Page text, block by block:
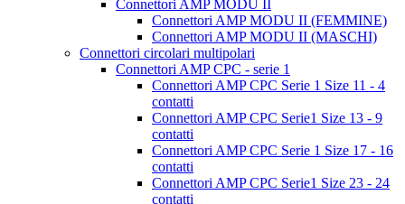
Connettori AMP MODU II
Connettori AMP MODU II (FEMMINE)
Connettori AMP MODU II (MASCHI)
Connettori circolari multipolari
Connettori AMP CPC - serie 1
Connettori AMP CPC Serie 1 Size 11 - 4
contatti
Connettori AMP CPC Serie1 Size 13 - 9
contatti
Connettori AMP CPC Serie 1 Size 17 - 16
contatti
Connettori AMP CPC Serie1 Size 23 - 24
contatti